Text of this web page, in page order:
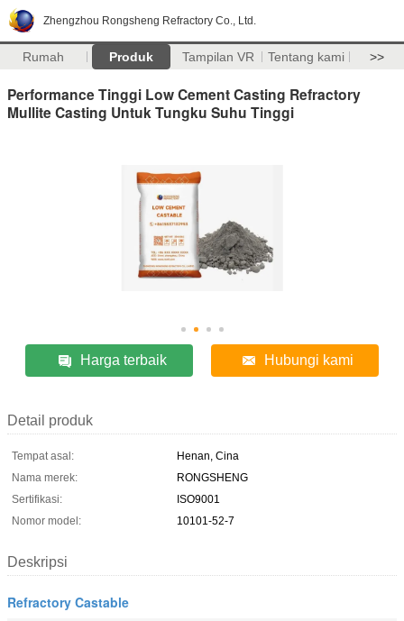
Zhengzhou Rongsheng Refractory Co., Ltd.
Rumah Produk Tampilan VR Tentang kami >>
Performance Tinggi Low Cement Casting Refractory
Mullite Casting Untuk Tungku Suhu Tinggi
Harga terbaik Hubungi kami
Detail produk
Tempat asal:
Henan, Cina
Nama merek:
RONGSHENG
Sertifikasi:
ISO9001
Nomor model:
10101-52-7
Deskripsi
Refractory Castable